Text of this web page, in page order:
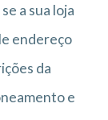
a sua loja
endereço
da
e